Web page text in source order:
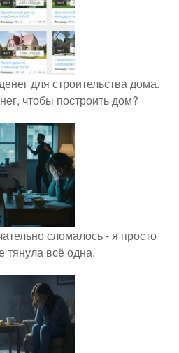
для строительства дома.
чтобы построить дом?
сломалось - я просто
тянула всё одна.